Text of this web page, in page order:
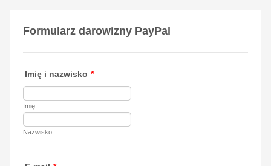
Formularz darowizny PayPal
Imię i nazwisko *
Imię
Nazwisko